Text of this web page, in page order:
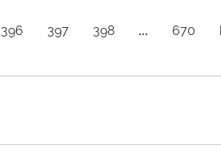
396 397 398 ... 670